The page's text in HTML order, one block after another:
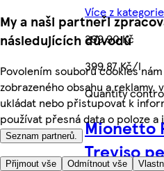
My a naši partneři
následujících důvodů
Povolením souborů cookies
zobrazeného obsahu a
ukládat nebo přistupovat k
používat přesná data o poloze
Seznam partnerů.
Přijmout vše Odmítnout vše
Více z kategorie
299,90 Kč
399,87 Kč/l
Quantity
Mionetto
Treviso